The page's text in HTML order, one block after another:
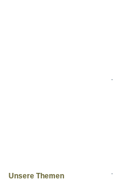
Unsere Themen